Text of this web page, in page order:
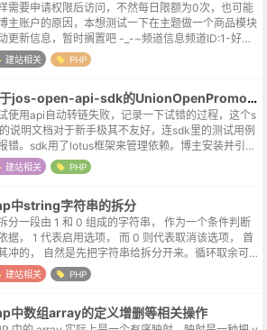
需要申请权限后访问，不然每日限额为0次，也可能
主账户的原因，本想测试一下在主题做一个商品模块
更新信息，暂时搁置吧 -_-~频道信息频道ID:1-好券
, 2-精选卖场, 10-9.9包邮,15-京东配送, 22-实时热
建站相关 PHP
关于jos-open-api-sdk的UnionOpenPromotionCommonGetRequest请求
使用api自动转链失败，记录一下试错的过程，这个s
说明文档对于新手极其不友好，连sdk里的测试用例
错。sdk用了lotus框架来管理依赖。博主安装并引入
后很多案例多少有几个类不能正确被加载，最终是直
到该类手动引入...
建站相关 PHP
中string字符串的拆分
分一段由 1 和 0 组成的字符串， 作为一个条件判断
据， 1 代表启用选项， 而 0 则代表取消该选项， 首
冲的， 自然是先把字符串给拆分开来。循环取余可
用循环取余依次加入数组；$num = 1234567; $re...
建站相关 PHP
中数组array的定义增删等相关操作